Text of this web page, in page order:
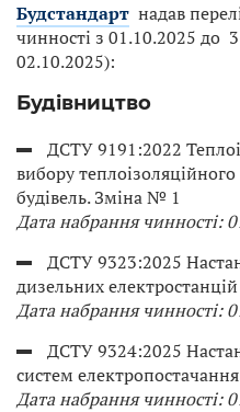
Будстандарт надав
чинності з 01.10.2025 до
02.10.2025):
Будівництво
ДСТУ 9191:2022
вибору
будівель. Зміна № 1
Дата набрання чинності:
ДСТУ 9323:2025
дизельних електростанцій
Дата набрання чинності:
ДСТУ 9324:2025
систем
Дата набрання чинності: